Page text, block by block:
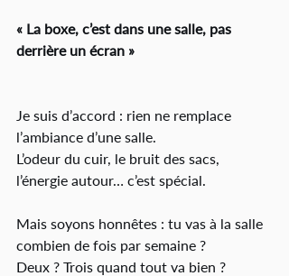
« La boxe, c’est dans une salle, pas
derrière un écran »
Je suis d’accord : rien ne remplace
l’ambiance d’une salle.
L’odeur du cuir, le bruit des sacs,
l’énergie autour… c’est spécial.
Mais soyons honnêtes : tu vas à la salle
combien de fois par semaine ?
Deux ? Trois quand tout va bien ?